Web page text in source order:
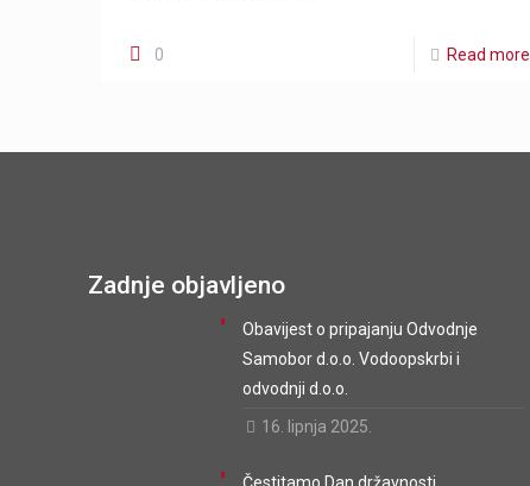
0 Read more
Zadnje objavljeno
Obavijest o pripajanju Odvodnje
Samobor d.o.o. Vodoopskrbi i
odvodnji d.o.o.
16. lipnja 2025.